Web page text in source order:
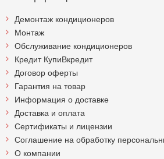
Демонтаж кондиционеров
Монтаж
Обслуживание кондиционеров
Кредит КупиВкредит
Договор оферты
Гарантия на товар
Информация о доставке
Доставка и оплата
Сертификаты и лицензии
Соглашение на обработку
О компании